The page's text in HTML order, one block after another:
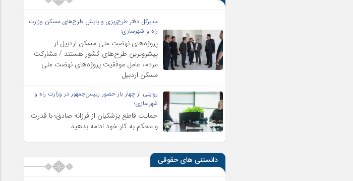
مدیرکل دفتر طرح‌ریزی و پایش طرح‌های مسکن وزارت
راه و شهرسازی:
پروژه‌های نهضت ملی مسکن اردبیل از
پیشروترین طرح‌های کشور هستند / مشارکت
مردم، عامل موفقیت پروژه‌های نهضت ملی
مسکن اردبیل
روایتی از چهار بار حضور رییس‌جمهور در وزارت راه و
شهرسازی؛
حمایت قاطع پزشکیان از فرزانه صادق؛ با قدرت
و محکم به کار خود ادامه بدهید
دانستنی های حقوقی